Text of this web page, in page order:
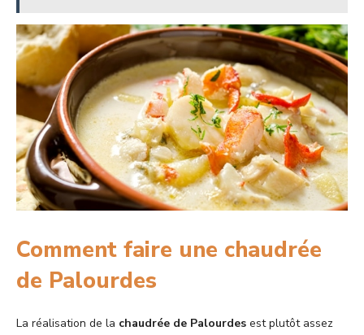
Comment faire une chaudrée
de Palourdes
La réalisation de la chaudrée de Palourdes est plutôt assez